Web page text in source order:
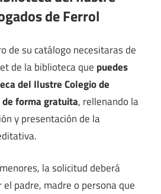
de Ferrol
de su catálogo necesitaras de
de la biblioteca que puedes
del Ilustre Colegio de
forma gratuita, rellenando la
y presentación de la
la solicitud deberá
padre, madre o persona que